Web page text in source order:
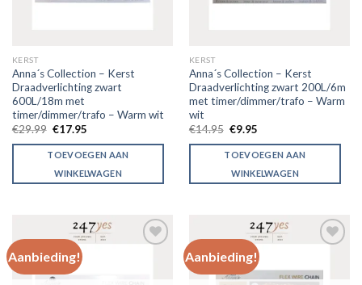
KERST
Anna´s Collection – Kerst
Draadverlichting zwart
600L/18m met
timer/dimmer/trafo – Warm wit
€29.99 €17.95
TOEVOEGEN AAN
WINKELWAGEN
KERST
Anna´s Collection – Kerst
Draadverlichting zwart 200L/6m
met timer/dimmer/trafo – Warm
wit
€14.95 €9.95
TOEVOEGEN AAN
WINKELWAGEN
Aanbieding! Aanbieding!
verlanglijst